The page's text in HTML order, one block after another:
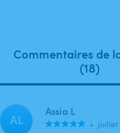
Commentaires de
(18)
AL Assia L
• juillet